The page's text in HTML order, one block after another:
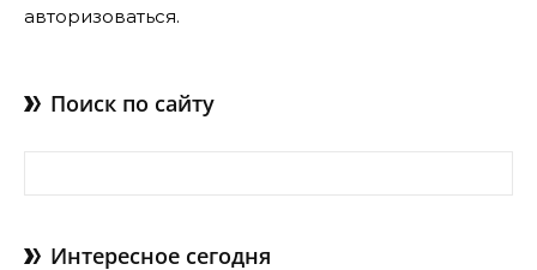
авторизоваться.
Поиск по сайту
Интересное сегодня